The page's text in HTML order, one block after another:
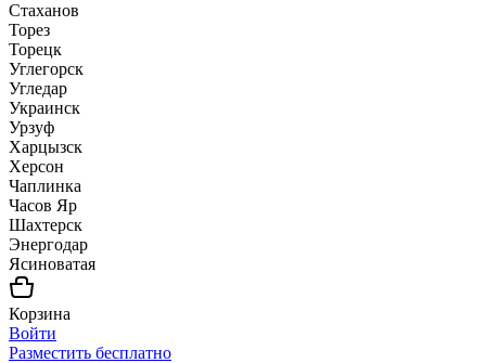
Стаханов
Торез
Торецк
Углегорск
Угледар
Украинск
Урзуф
Харцызск
Херсон
Чаплинка
Часов Яр
Шахтерск
Энергодар
Ясиноватая
Корзина
Войти
Разместить бесплатно